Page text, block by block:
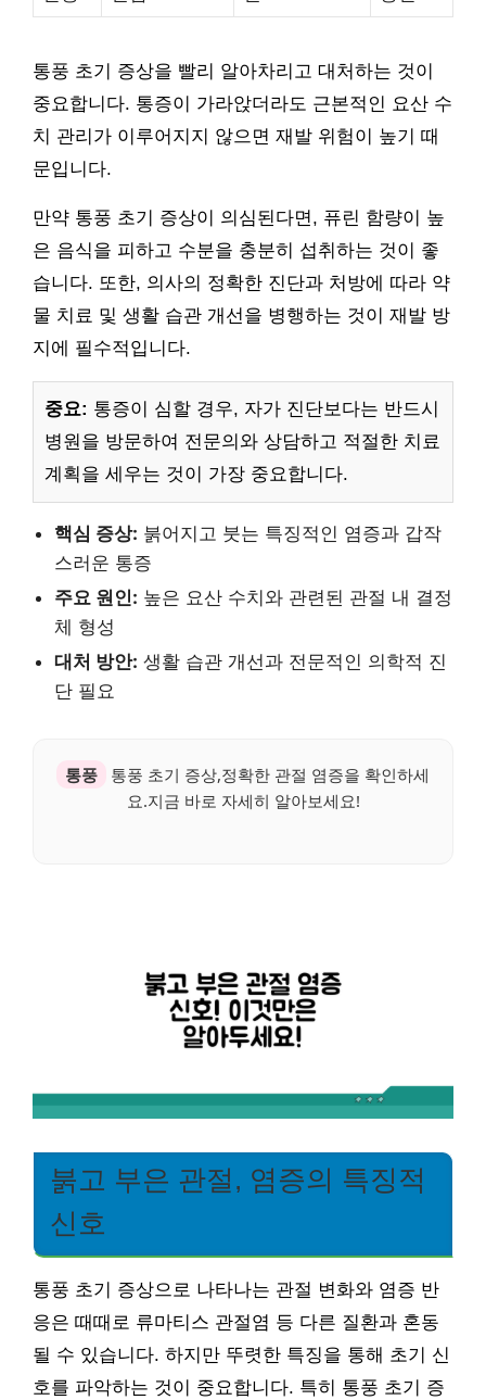
통풍 초기 증상을 빨리 알아차리고 대처하는 것이
중요합니다. 통증이 가라앉더라도 근본적인 요산 수
치 관리가 이루어지지 않으면 재발 위험이 높기 때
문입니다.
만약 통풍 초기 증상이 의심된다면, 퓨린 함량이 높
은 음식을 피하고 수분을 충분히 섭취하는 것이 좋
습니다. 또한, 의사의 정확한 진단과 처방에 따라 약
물 치료 및 생활 습관 개선을 병행하는 것이 재발 방
지에 필수적입니다.
중요: 통증이 심할 경우, 자가 진단보다는 반드시
병원을 방문하여 전문의와 상담하고 적절한 치료
계획을 세우는 것이 가장 중요합니다.
핵심 증상: 붉어지고 붓는 특징적인 염증과 갑작
스러운 통증
주요 원인: 높은 요산 수치와 관련된 관절 내 결정
체 형성
대처 방안: 생활 습관 개선과 전문적인 의학적 진
단 필요
통풍
통풍 초기 증상,정확한 관절 염증을 확인하세
요.지금 바로 자세히 알아보세요!
붉고 부은 관절, 염증의 특징적
신호
통풍 초기 증상으로 나타나는 관절 변화와 염증 반
응은 때때로 류마티스 관절염 등 다른 질환과 혼동
될 수 있습니다. 하지만 뚜렷한 특징을 통해 초기 신
호를 파악하는 것이 중요합니다. 특히 통풍 초기 증